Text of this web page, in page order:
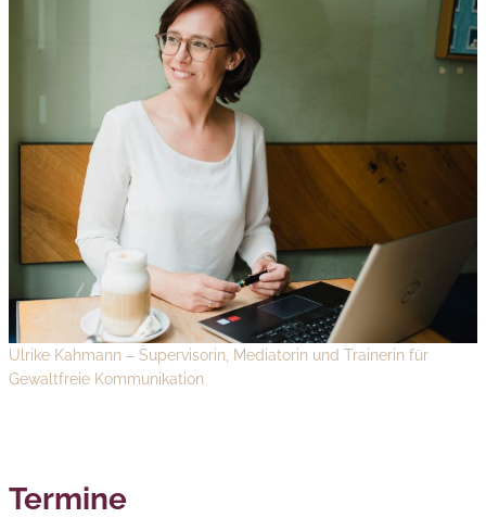
Ulrike Kahmann – Supervisorin, Mediatorin und Trainerin für
Gewaltfreie Kommunikation
Termine